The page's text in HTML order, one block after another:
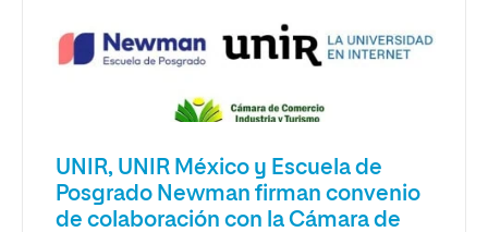
UNIR, UNIR México y Escuela de
Posgrado Newman firman convenio
de colaboración con la Cámara de